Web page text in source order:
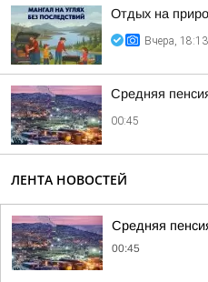
Отдых на
Вчера, 18:13
Средняя
00:45
ЛЕНТА НОВОСТЕЙ
Средняя
00:45